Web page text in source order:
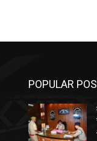
POPULAR